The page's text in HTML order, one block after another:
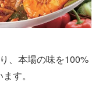
、本場の味を100%
す。